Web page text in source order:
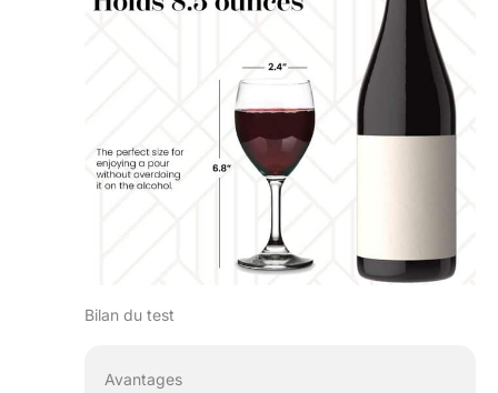
d'eau gênants qui vous
accueillent lorsque
vous ouvrez votre
machine.
Bilan du test
Avantages